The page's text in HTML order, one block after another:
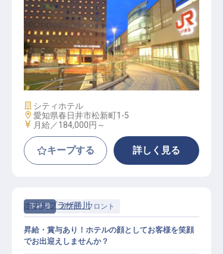
無料
採用をお考えの企業様へ
管理部門スタッフ
施設業態
シティホテル
勤務地
愛知県春日井市松新町1-5
給与
月給／184,000円～
キープする 詳しく見る
正社員 宿泊 フロント
ホテルプラザ勝川
昇給・賞与あり！ホテルの顔としてお客様を笑顔
でお出迎えしませんか？